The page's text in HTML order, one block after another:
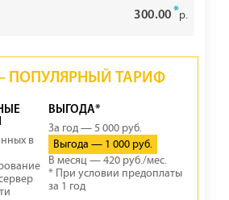
300.00*р.
ПОПУЛЯРНЫЙ ТАРИФ
в
ВЫГОДА*
За год — 5 000 руб.
Выгода — 1 000 руб.
В месяц — 420 руб./мес.
* При условии предоплаты
за 1 год